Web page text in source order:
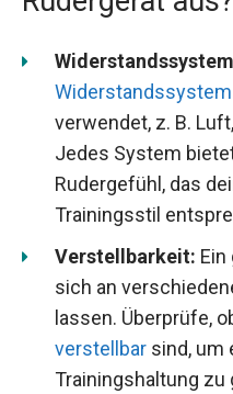
Widerstandssystem
verwendet, z. B.
Jedes System
Rudergefühl, das
Trainingsstil
Verstellbarkeit:
sich an
lassen. Überprüfe,
verstellbar sind, um
Trainingshaltung zu